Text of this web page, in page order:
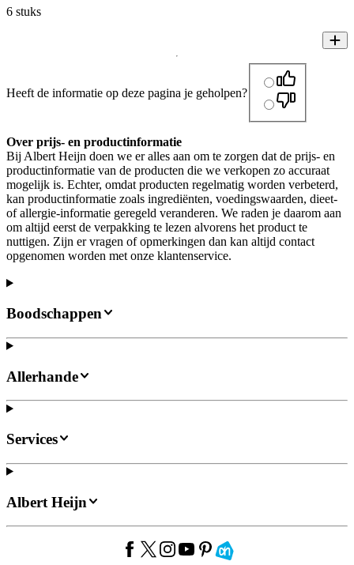
6 stuks
Heeft de informatie op deze pagina je geholpen?
Over prijs- en productinformatie
Bij Albert Heijn doen we er alles aan om te zorgen dat de prijs- en
productinformatie van de producten die we verkopen zo accuraat
mogelijk is. Echter, omdat producten regelmatig worden verbeterd,
kan productinformatie zoals ingrediënten, voedingswaarden, dieet-
of allergie-informatie geregeld veranderen. We raden je daarom aan
om altijd eerst de verpakking te lezen alvorens het product te
nuttigen. Zijn er vragen of opmerkingen dan kan altijd contact
opgenomen worden met onze klantenservice.
Boodschappen
Allerhande
Services
Albert Heijn